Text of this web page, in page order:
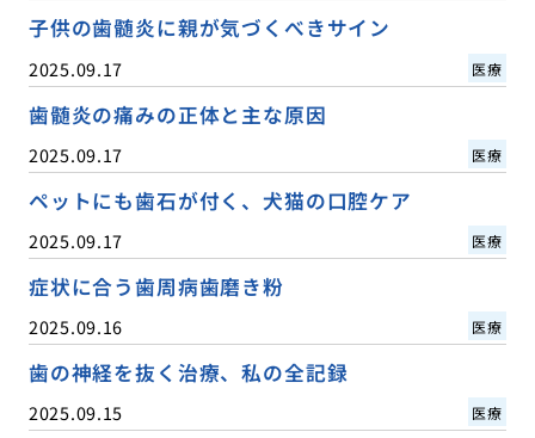
子供の歯髄炎に親が気づくべきサイン
2025.09.17 医療
歯髄炎の痛みの正体と主な原因
2025.09.17 医療
ペットにも歯石が付く、犬猫の口腔ケア
2025.09.17 医療
症状に合う歯周病歯磨き粉
2025.09.16 医療
歯の神経を抜く治療、私の全記録
2025.09.15 医療